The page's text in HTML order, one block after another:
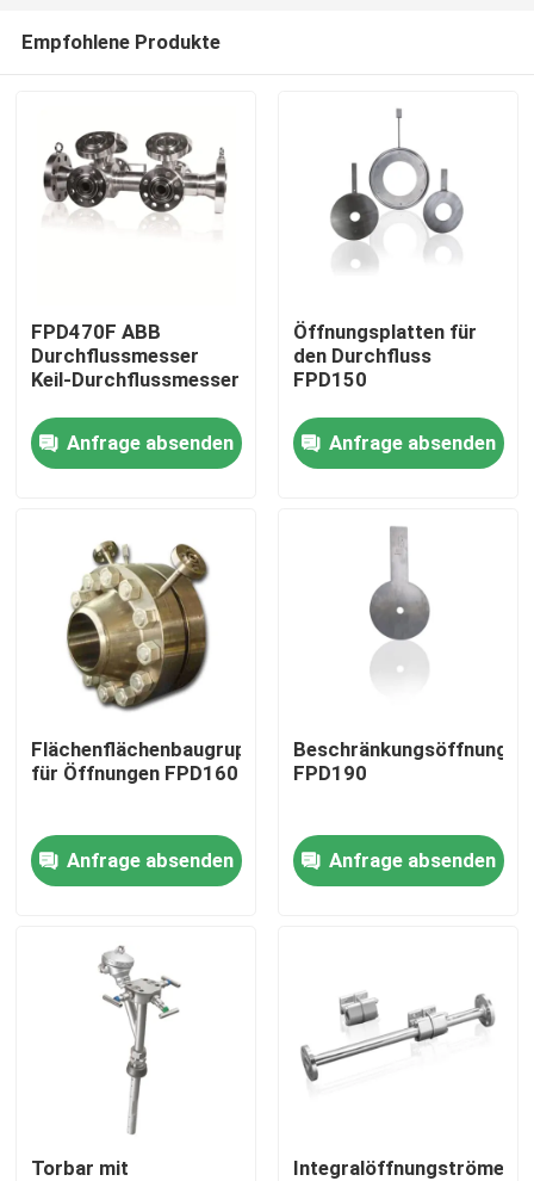
Produkte
Videos
Über uns
Fabrik Tour
Qualitätskontrolle
Referenzen
PSA-Gasgenerator
Psa-Sauerstoff-Generator
Empfohlene Produkte
FPD470F ABB
Durchflussmesser
Keil-Durchflussmesser
Anfrage absenden
Öffnungsplatten für
den Durchfluss
FPD150
Anfrage absenden
Flächenflächenbaugruppen
für Öffnungen FPD160
Anfrage absenden
FPD190
Anfrage absenden
Torbar mit